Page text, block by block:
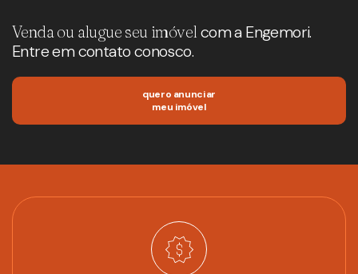
Venda ou alugue seu imóvel com a Engemori.
Entre em contato conosco.
quero anunciar
meu imóvel